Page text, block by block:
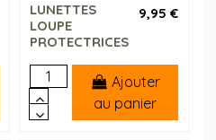
LUNETTES
LOUPE
PROTECTRICES
9,95 €
Ajouter
au panier